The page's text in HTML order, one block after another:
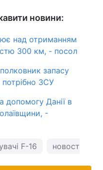
новини:
над отриманням
300 км, - посол
запасу
потрібно ЗСУ
допомогу Данії в
-
F-16 новости